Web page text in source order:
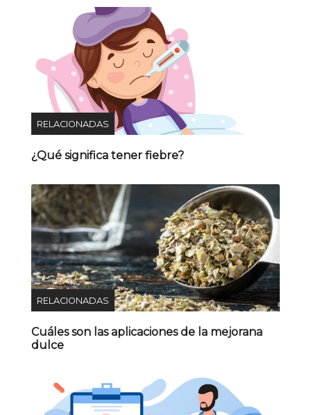
RELACIONADAS
¿Qué significa tener fiebre?
RELACIONADAS
Cuáles son las aplicaciones de la mejorana
dulce